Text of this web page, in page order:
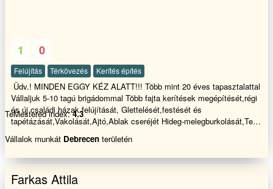
1 0
Felújítás Térkövezés Kerítés építés
Üdv.! MINDEN EGGY KÉZ ALATT!!! Több mint 20 éves tapasztalattal
Vállaljuk 5-10 tagú brigádommal Több fajta kerítések megépítését,régi
és új családi házak felújítását, Glettelését,festését és
tapétázását,Vakolását,Ajtó,Ablak cseréjét Hideg-melegburkolását,Tető
falak,Salétromos falak innyektálását.Tovabbá Támfalak építését és
bontását terasz építését és burkolását válaljuk rövid határidőn belül
dolgozunk GARANCIÁVAL!! Kérem tekintse meg referencia képeinket
és ha tetszik a munkáink akkor hívjon bizalommal
TeMestered index:4.3
Vállalok munkát Debrecen területén
Farkas Attila